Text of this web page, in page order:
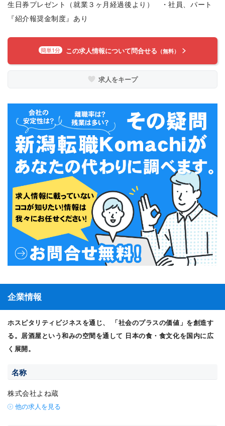
生日券プレゼント（就業３ヶ月経過後より） ・社員、パート
『紹介報奨金制度』あり
簡単1分 この求人情報について問合せる （無料）
求人をキープ
企業情報
ホスピタリティビジネスを通じ、 「社会のプラスの価値」を創造す
る。居酒屋という和みの空間を通して 日本の食・食文化を国内に広
く展開。
名称
株式会社よね蔵
他の求人を見る